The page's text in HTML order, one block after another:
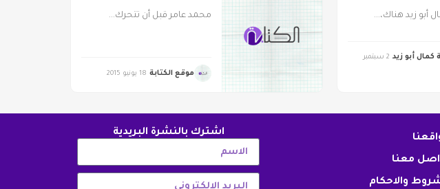
أبو زيد هناك،...
كمال أبو زيد 2 سبتمبر
محمد عامر قبل أن تتحرك...
موقع الكتابة 18 يونيو 2015
معنا
والاحكام
اشترك بالنشرة البريدية